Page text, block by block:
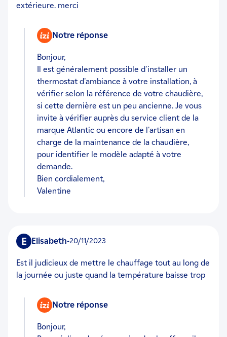
extérieure. merci
Notre réponse
Bonjour,
Il est généralement possible d'installer un
thermostat d'ambiance à votre installation, à
vérifier selon la référence de votre chaudière,
si cette dernière est un peu ancienne. Je vous
invite à vérifier auprès du service client de la
marque Atlantic ou encore de l'artisan en
charge de la maintenance de la chaudière,
pour identifier le modèle adapté à votre
demande.
Bien cordialement,
Valentine
E Elisabeth-20/11/2023
Est il judicieux de mettre le chauffage tout au long de
la journée ou juste quand la température baisse trop
Notre réponse
Bonjour,